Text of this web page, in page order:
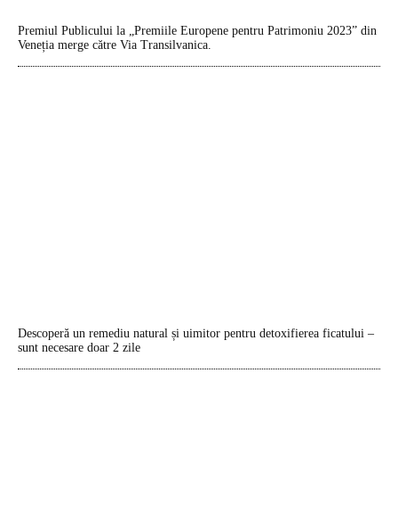
Premiul Publicului la „Premiile Europene pentru Patrimoniu 2023” din
Veneția merge către Via Transilvanica.
Descoperă un remediu natural și uimitor pentru detoxifierea ficatului –
sunt necesare doar 2 zile